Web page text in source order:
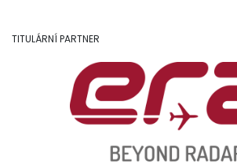
TITULÁRNÍ PARTNER